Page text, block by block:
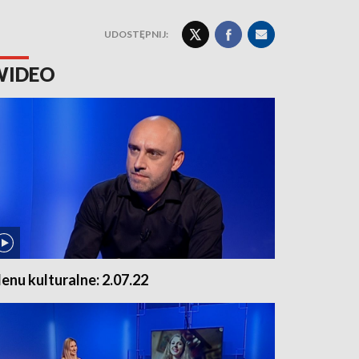
UDOSTĘPNIJ:
kulturalne: 2.07.22